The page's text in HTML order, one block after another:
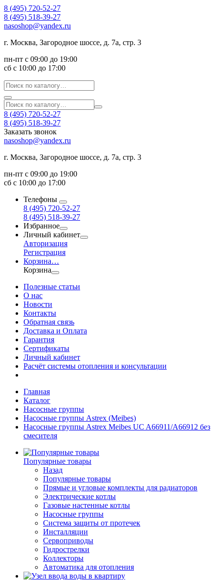
8 (495) 720-52-27
8 (495) 518-39-27
nasoshop@yandex.ru
г. Москва, Загородное шоссе, д. 7а, стр. 3
пн-пт с 09:00 до 19:00
сб с 10:00 до 17:00
8 (495) 720-52-27
8 (495) 518-39-27
Заказать звонок
nasoshop@yandex.ru
г. Москва, Загородное шоссе, д. 7а, стр. 3
пн-пт с 09:00 до 19:00
сб с 10:00 до 17:00
Телефоны
8 (495) 720-52-27
8 (495) 518-39-27
Избранное
Личный кабинет
Авторизация
Регистрация
Корзина…
Корзина
Полезные статьи
О нас
Новости
Контакты
Обратная связь
Доставка и Оплата
Гарантия
Сертификаты
Личный кабинет
Расчёт системы отопления и консультации
Главная
Каталог
Насосные группы
Насосные группы Astrex (Meibes)
Насосные группы Astrex Meibes UC A66911/A66912 без
смесителя
Популярные товары
Назад
Популярные товары
Прямые и угловые комплекты для радиаторов
Электрические котлы
Газовые настенные котлы
Насосные группы
Система защиты от протечек
Инсталляции
Сервоприводы
Гидрострелки
Коллекторы
Автоматика для отопления